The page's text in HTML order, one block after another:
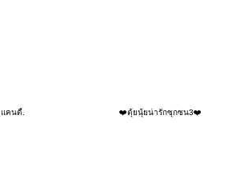
แคนดี้. ❤️ตุ้ยนุ้ยน่ารักซุกซน3❤️